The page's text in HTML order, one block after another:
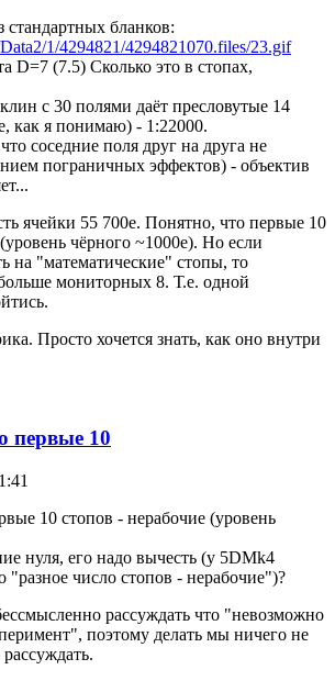
стандартных бланков:
1/4294821/4294821070.files/23.gif
D=7 (7.5) Сколько это в стопах,
с 30 полями даёт пресловутые 14
как я понимаю) - 1:22000.
соседние поля друг на друга не
пограничных эффектов) - объектив
ячейки 55 700е. Понятно, что первые 10
чёрного ~1000е). Но если
на "математические" стопы, то
мониторных 8. Т.е. одной
Просто хочется знать, как оно внутри
первые 10
10 стопов - нерабочие (уровень
нуля, его надо вычесть (у 5DMk4
"разное число стопов - нерабочие")?
рассуждать что "невозможно
поэтому делать мы ничего не